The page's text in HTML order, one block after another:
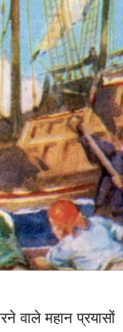
वाले महान प्रयासों